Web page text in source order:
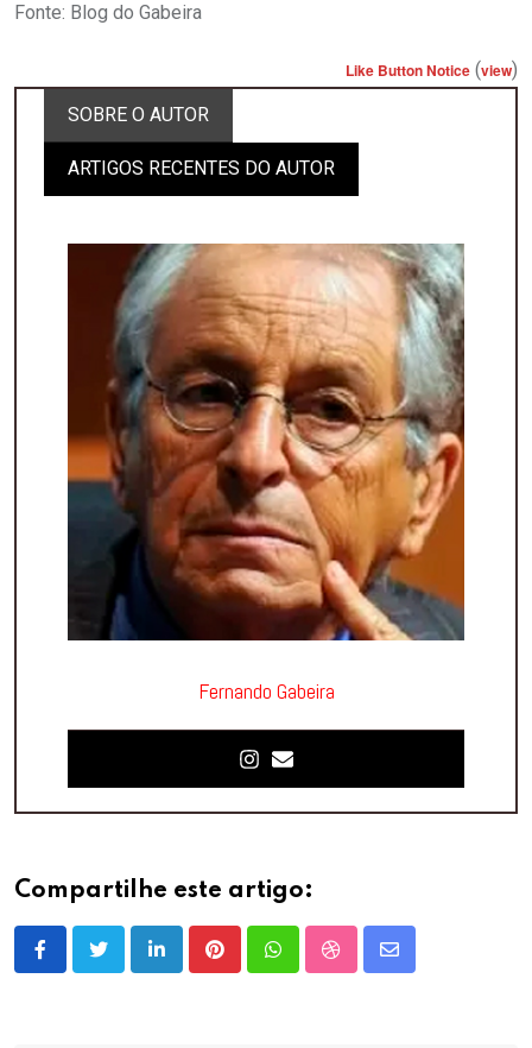
Fonte: Blog do Gabeira
Like Button Notice (view)
SOBRE O AUTOR
ARTIGOS RECENTES DO AUTOR
Fernando Gabeira
Compartilhe este artigo:
LinkedInPinterestWhatsappStumbleUpon
Share